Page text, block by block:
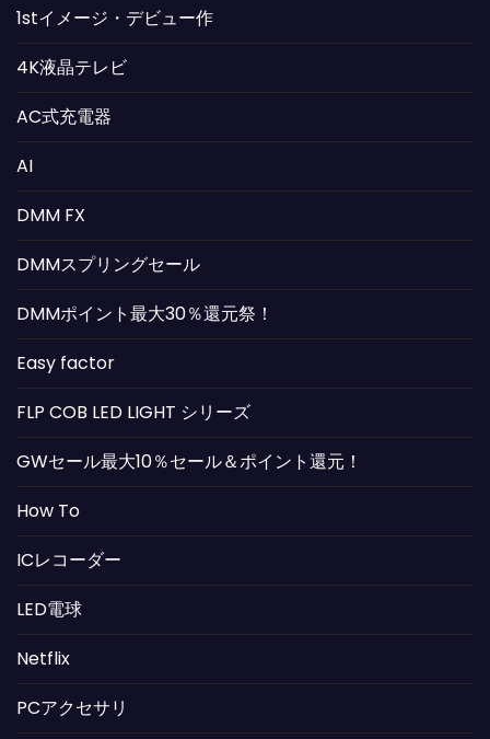
1stイメージ・デビュー作
4K液晶テレビ
AC式充電器
AI
DMM FX
DMMスプリングセール
DMMポイント最大30％還元祭！
Easy factor
FLP COB LED LIGHT シリーズ
GWセール最大10％セール＆ポイント還元！
How To
ICレコーダー
LED電球
Netflix
PCアクセサリ